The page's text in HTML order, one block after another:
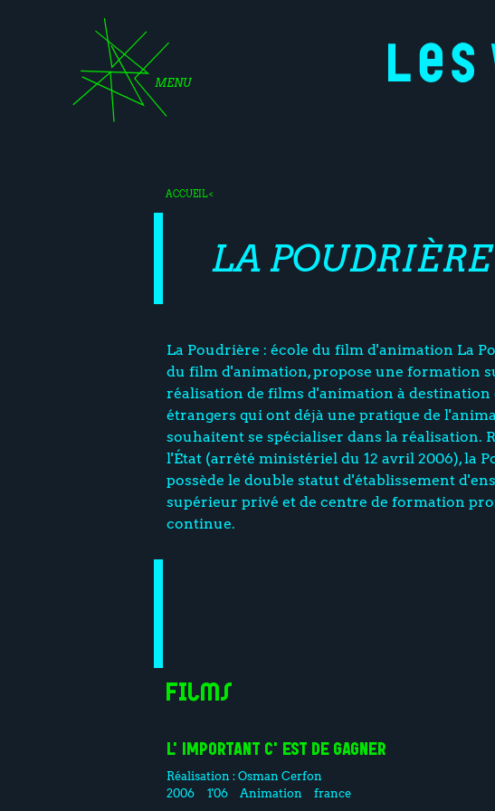
MENU
ACCUEIL<
LA
La Poudrière : école du film d'animation La
du film d'animation, propose une formation
réalisation de films d'animation à destination
étrangers qui ont déjà une pratique de
souhaitent se spécialiser dans la réalisation.
l'État (arrêté ministériel du 12 avril 2006), la
possède le double statut d'établissement
supérieur privé et de centre de formation
continue.
Films
L'IMPORTANT C'EST DE GAGNER
Réalisation :Osman Cerfon
2006
1'06 Animation france